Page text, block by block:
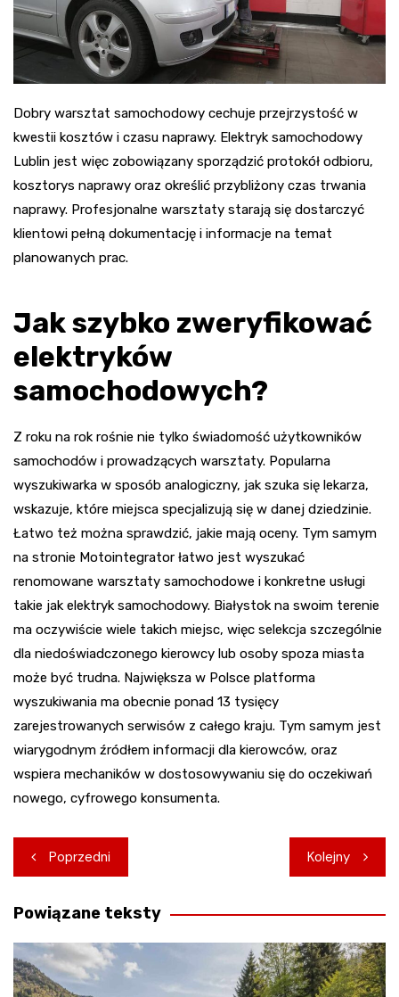
Dobry warsztat samochodowy cechuje przejrzystość w
kwestii kosztów i czasu naprawy. Elektryk samochodowy
Lublin jest więc zobowiązany sporządzić protokół odbioru,
kosztorys naprawy oraz określić przybliżony czas trwania
naprawy. Profesjonalne warsztaty starają się dostarczyć
klientowi pełną dokumentację i informacje na temat
planowanych prac.
Jak szybko zweryfikować
elektryków
samochodowych?
Z roku na rok rośnie nie tylko świadomość użytkowników
samochodów i prowadzących warsztaty. Popularna
wyszukiwarka w sposób analogiczny, jak szuka się lekarza,
wskazuje, które miejsca specjalizują się w danej dziedzinie.
Łatwo też można sprawdzić, jakie mają oceny. Tym samym
na stronie Motointegrator łatwo jest wyszukać
renomowane warsztaty samochodowe i konkretne usługi
takie jak elektryk samochodowy. Białystok na swoim terenie
ma oczywiście wiele takich miejsc, więc selekcja szczególnie
dla niedoświadczonego kierowcy lub osoby spoza miasta
może być trudna. Największa w Polsce platforma
wyszukiwania ma obecnie ponad 13 tysięcy
zarejestrowanych serwisów z całego kraju. Tym samym jest
wiarygodnym źródłem informacji dla kierowców, oraz
wspiera mechaników w dostosowywaniu się do oczekiwań
nowego, cyfrowego konsumenta.
Nawigacja
wpisu
Poprzedni Kolejny
Powiązane teksty